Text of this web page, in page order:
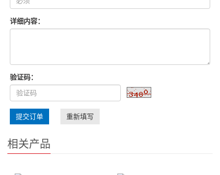
详细内容：
验证码：
提交订单 重新填写
相关产品